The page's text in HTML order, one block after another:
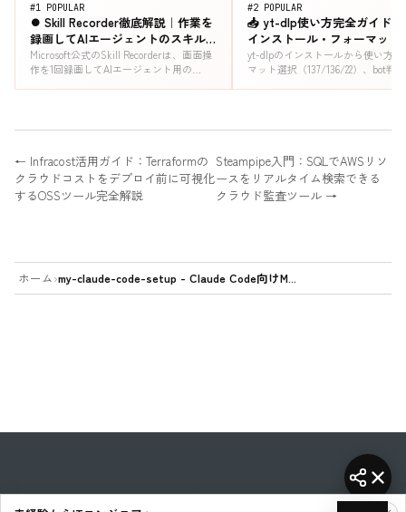
#1 POPULAR
⏺️ Skill Recorder徹底解説｜作業を
録画してAIエージェントのスキル
に変えるMicrosoft公式OSS
Microsoft公式のSkill Recorderは、画面操
作を1回録画してAIエージェント用の
機密情報のマスキング不在をv0.3.1のソー
#2 POPULAR
📥 yt-dlp使い方完全ガイド
インストール・フォーマット
択・エラー対処・全オプショ
yt-dlpのインストールから使い方、
マット選択（137/136/22）、bot判
幕・音声抽出、Python連携も網羅。
超。
← Infracost活用ガイド：Terraformの
クラウドコストをデプロイ前に可視化
するOSSツール完全解説
Steampipe入門：SQLでAWSリソ
ースをリアルタイム検索できる
クラウド監査ツール →
ホーム›my-claude-code-setup - Claude Code向けM...
AI Heartland·英語圏AIツールの最前線を日本語で·RSS·プライバシーポリシー